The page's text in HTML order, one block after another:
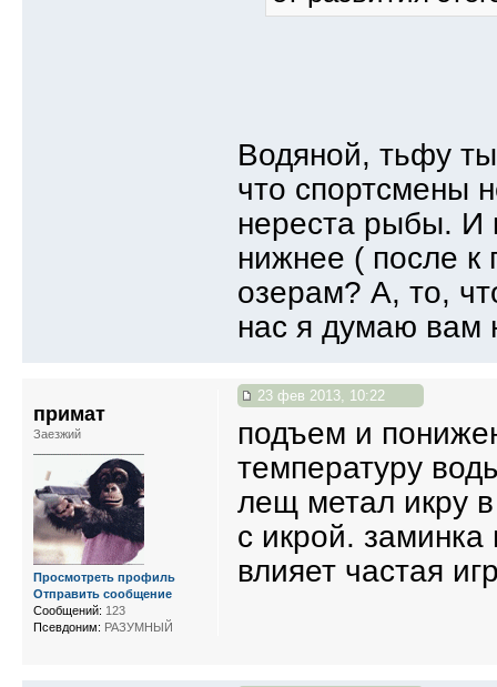
Водяной, тьфу
что спортсмены
нереста рыбы. И
нижнее ( после к
озерам? А, то,
нас я думаю вам
23 фев 2013, 10:22
подъем и
температуру
лещ метал икру
с икрой.
влияет частая
примат
Заезжий
Просмотреть профиль
Отправить сообщение
Сообщений: 123
Псевдоним: РАЗУМНЫЙ